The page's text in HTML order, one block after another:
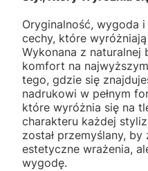
Oryginalność, wygoda
cechy, które
Wykonana z naturalnej
komfort na
tego, gdzie się
nadrukowi w pełnym
które wyróżnia się na
charakteru każdej
został przemyślany,
estetyczne wrażenia,
wygodę.